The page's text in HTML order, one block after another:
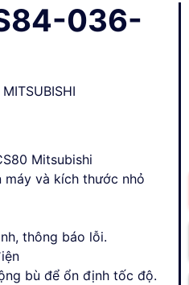
036-
Mitsubishi
máy và kích thước nhỏ
thông báo lỗi.
bù để ổn định tốc độ.